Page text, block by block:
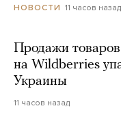
НОВОСТИ 11 часов назад
Продажи
на Wildberries
Украины
11 часов назад